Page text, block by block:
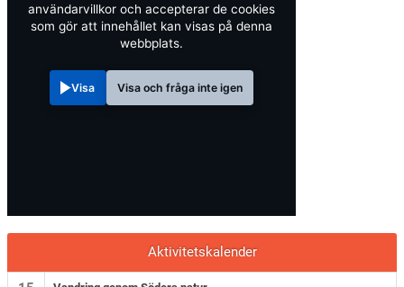
användarvillkor och accepterar de cookies
som gör att innehållet kan visas på denna
webbplats.
Visa Visa och fråga inte igen
Aktivitetskalender